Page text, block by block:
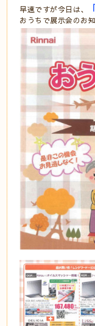
早速ですが今日は、
おうちで展示会のお